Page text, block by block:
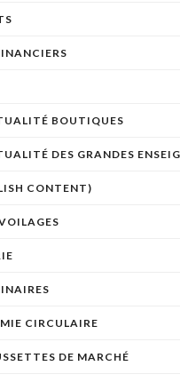
BOUTIQUES
DES GRANDES
CONTENT)
CIRCULAIRE
DE MARCHÉ